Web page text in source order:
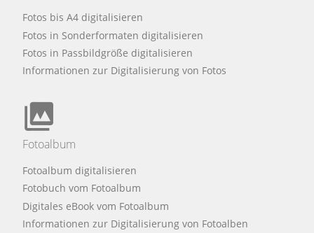
Fotos bis A4 digitalisieren
Fotos in Sonderformaten digitalisieren
Fotos in Passbildgröße digitalisieren
Informationen zur Digitalisierung von Fotos
Fotoalbum
Fotoalbum digitalisieren
Fotobuch vom Fotoalbum
Digitales eBook vom Fotoalbum
Informationen zur Digitalisierung von Fotoalben